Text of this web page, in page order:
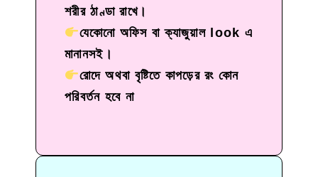
শরীর ঠাণ্ডা রাখে।
যেকোনো অফিস বা ক্যাজুয়াল look এ
মানানসই।
রোদে অথবা বৃষ্টিতে কাপড়ের রং কোন
পরিবর্তন হবে না